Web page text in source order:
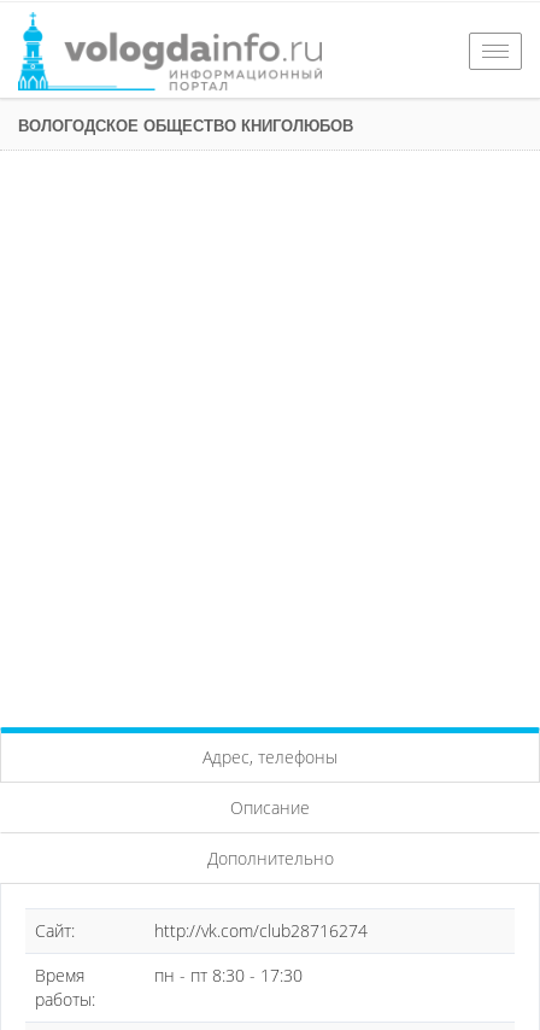
ВОЛОГОДСКОЕ ОБЩЕСТВО КНИГОЛЮБОВ
Адрес, телефоны
Описание
Дополнительно
Сайт:
http://vk.com/club28716274
Время
работы:
пн - пт 8:30 - 17:30